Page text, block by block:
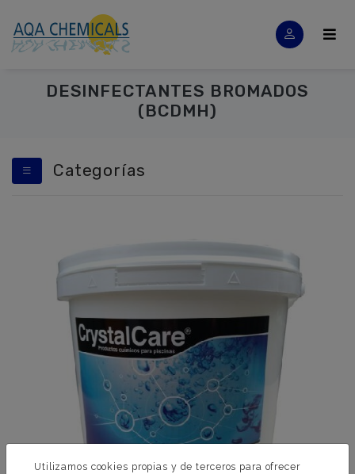
DESINFECTANTES BROMADOS
(BCDMH)
Categorías
Utilizamos cookies propias y de terceros para ofrecer